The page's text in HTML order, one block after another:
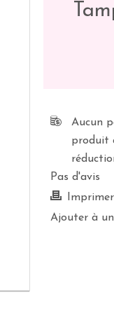
Aucun
produit
Pas d'avis
Imprimer
Ajouter à